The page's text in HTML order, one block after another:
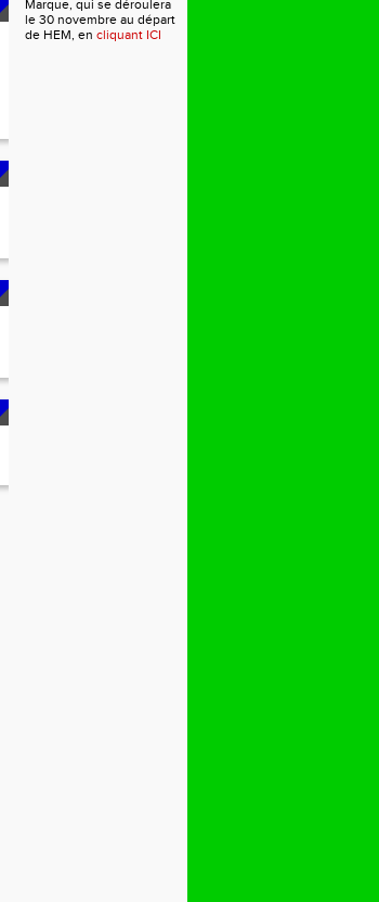
Marque, qui se déroulera
le 30 novembre au départ
de HEM, en cliquant ICI